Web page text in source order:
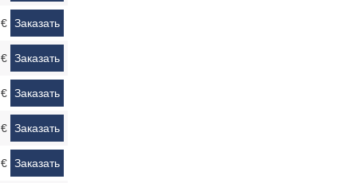
Заказать
Заказать
Заказать
Заказать
Заказать